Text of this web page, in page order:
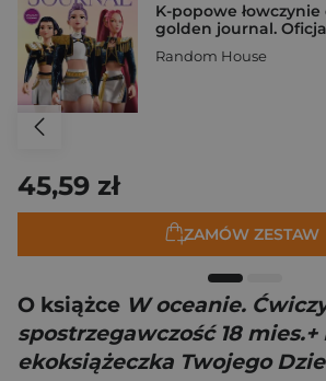
K-popowe
golden journal.
Random House
45,59 zł
ZAMÓW ZESTAW
O książce W oceanie.
spostrzegawczość 18 mies.+
ekoksiążeczka Twojego